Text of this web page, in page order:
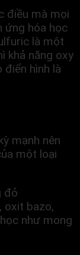
điều mà mọi
ứng hóa học
là một
khả năng oxy
điển hình là
mạnh nên
một loại
đỏ
oxit bazo,
như mong